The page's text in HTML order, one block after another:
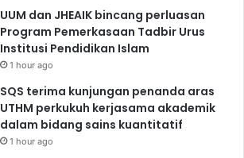
UUM dan JHEAIK bincang perluasan
Program Pemerkasaan Tadbir Urus
Institusi Pendidikan Islam
1 hour ago
SQS terima kunjungan penanda aras
UTHM perkukuh kerjasama akademik
dalam bidang sains kuantitatif
1 hour ago